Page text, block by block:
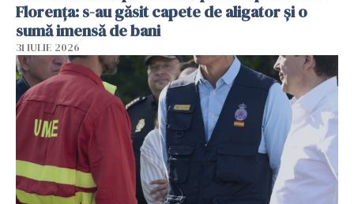
Florența: s-au găsit capete de aligator și o
sumă imensă de bani
31 IULIE 2026